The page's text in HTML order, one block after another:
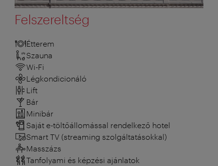
Felszereltség
Étterem
Szauna
Wi-Fi
Légkondicionáló
Lift
Bár
Minibár
Saját e-töltőállomással rendelkező hotel
Smart TV (streaming szolgáltatásokkal)
Masszázs
Tanfolyami és képzési ajánlatok